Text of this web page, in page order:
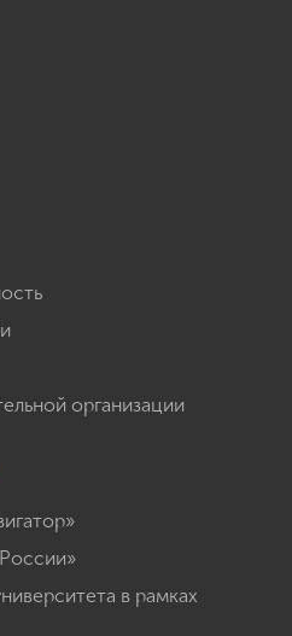
организации
в рамках